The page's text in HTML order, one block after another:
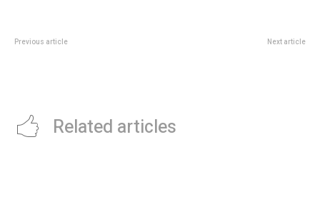
Previous article Next article
Related articles